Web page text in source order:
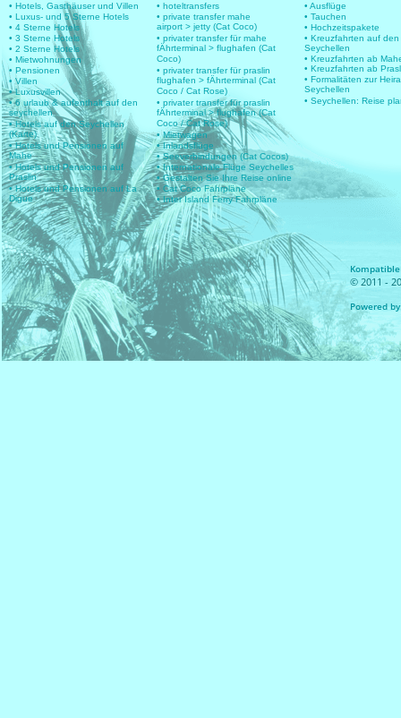
• Hotels, Gasthäuser und Villen
• Luxus- und 5 Sterne Hotels
• 4 Sterne Hotels
• 3 Sterne Hotels
• 2 Sterne Hotels
• Mietwohnungen
• Pensionen
• Villen
• Luxusvillen
• 6 urlaub & aufenthalt auf den
seychellen
• Hotels auf den Seychellen
(Karte)
• Hotels und Pensionen auf
Mahe
• Hotels und Pensionen auf
Praslin
• Hotels und Pensionen auf La
Digue
• hoteltransfers
• private transfer mahe
airport > jetty (Cat Coco)
• privater transfer für mahe
fÄhrterminal > flughafen (Cat
Coco)
• privater transfer für praslin
flughafen > fÄhrterminal (Cat
Coco / Cat Rose)
• privater transfer für praslin
fÄhrterminal > flughafen (Cat
Coco / Cat Rose)
• Mietwagen
• Inlandsflüge
• Seeverbindungen (Cat Cocos)
• Internationale Flüge Seychelles
• Gestalten Sie Ihre Reise online
• Cat Coco Fahrpläne
• Inter Island Ferry Fahrpläne
• Ausflüge
• Tauchen
• Hochzeitspakete
• Kreuzfahrten auf den
Seychellen
• Kreuzfahrten ab
• Kreuzfahrten ab
• Formalitäten zur
Seychellen
• Seychellen: Reise
© 2011 -
Powered by